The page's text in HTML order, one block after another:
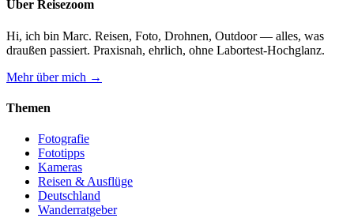
Über Reisezoom
Hi, ich bin Marc. Reisen, Foto, Drohnen, Outdoor — alles, was
draußen passiert. Praxisnah, ehrlich, ohne Labortest-Hochglanz.
Mehr über mich →
Themen
Fotografie
Fototipps
Kameras
Reisen & Ausflüge
Deutschland
Wanderratgeber